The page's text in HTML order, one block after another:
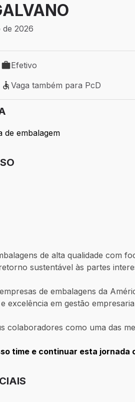
de 2026
- SP
Tipo de vaga: Efetivo
Efetivo
Vaga também para PcD
Vaga também para PcD
de embalagem
de alta qualidade com
sustentável às partes
de embalagens da
excelência em gestão
colaboradores como uma das
time e continuar esta jornada